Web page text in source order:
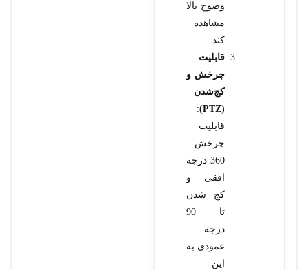
وضوح بالا
مشاهده
کند.
قابلیت
چرخش و
کج‌شدن
(PTZ)
:
قابلیت
چرخش
360 درجه
افقی و
کج شدن
تا 90
درجه
عمودی به
این